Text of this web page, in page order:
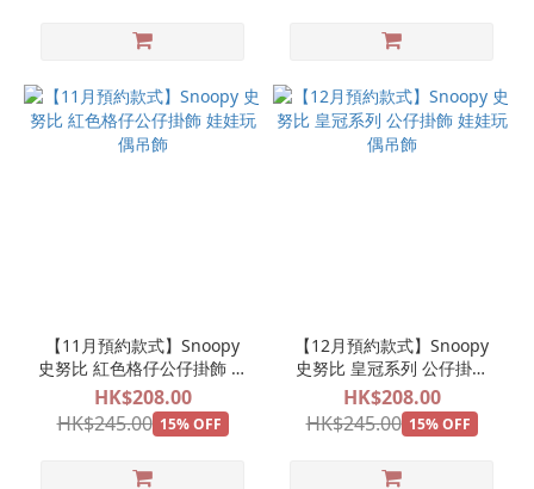
【11月預約款式】Snoopy
史努比 紅色格仔公仔掛飾 娃
娃玩偶吊飾
HK$208.00
HK$245.00 15% OFF
【12月預約款式】Snoopy
史努比 皇冠系列 公仔掛飾
娃娃玩偶吊飾
HK$208.00
HK$245.00 15% OFF